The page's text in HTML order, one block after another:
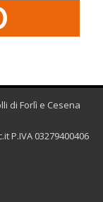
di Forlì e Cesena
P.IVA 03279400406